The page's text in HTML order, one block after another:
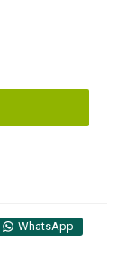
WhatsApp